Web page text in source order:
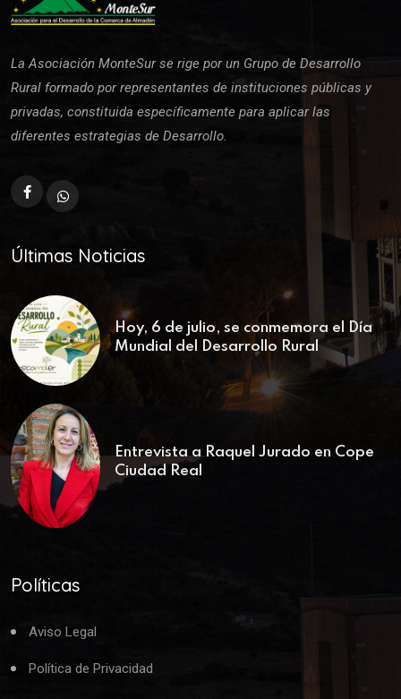
La Asociación MonteSur se rige por un Grupo de Desarrollo
Rural formado por representantes de instituciones públicas y
privadas, constituida específicamente para aplicar las
diferentes estrategias de Desarrollo.
Últimas Noticias
Hoy, 6 de julio, se conmemora el Día
Mundial del Desarrollo Rural
Entrevista a Raquel Jurado en Cope
Ciudad Real
Políticas
Aviso Legal
Política de Privacidad